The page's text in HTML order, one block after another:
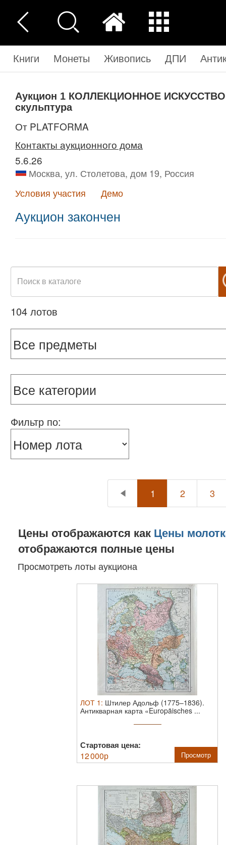
Книги Монеты Живопись ДПИ
Аукцион 1 КОЛЛЕКЦИОННОЕ ИСКУССТВО
скульптура
от PLATFORMA
Контакты аукционного дома
5.6.26
Москва, ул. Столетова, дом 19, Россия
Условия участия
Демо
Аукцион закончен
104 лотов
Фильтр по:
1 2 3
Цены отображаются как Цены
отображаются полные цены
Просмотреть лоты аукциона
ЛОТ 1 : Штилер Адольф (1775–1836).
Антикварная карта «Europäisches ...
Стартовая цена:
12 000р Просмотр